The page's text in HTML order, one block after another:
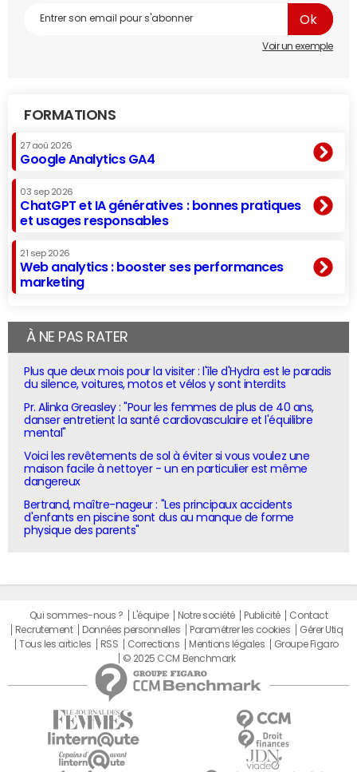
Voir un exemple
FORMATIONS
27 aoû 2026
Google Analytics GA4
03 sep 2026
ChatGPT et IA génératives : bonnes pratiques
et usages responsables
21 sep 2026
Web analytics : booster ses performances
marketing
À NE PAS RATER
Plus que deux mois pour la visiter : l'île d'Hydra est le paradis
du silence, voitures, motos et vélos y sont interdits
Pr. Alinka Greasley : "Pour les femmes de plus de 40 ans,
danser entretient la santé cardiovasculaire et l'équilibre
mental"
Voici les revêtements de sol à éviter si vous voulez une
maison facile à nettoyer - un en particulier est même
dangereux
Bertrand, maître-nageur : "Les principaux accidents
d'enfants en piscine sont dus au manque de forme
physique des parents"
Qui sommes-nous ? L'équipe Notre société Publicité
Contact
Recrutement
Données personnelles Paramétrer les cookies
Gérer Utiq
Tous les articles
RSS Corrections Mentions légales
Groupe Figaro
© 2025 CCM Benchmark